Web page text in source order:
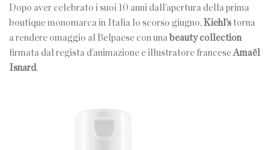
Dopo aver celebrato i suoi 10 anni dall’apertura della prima
boutique monomarca in Italia lo scorso giugno, Kiehl’s torna
a rendere omaggio al Belpaese con una beauty collection
firmata dal regista d’animazione e illustratore franceseAmaël
Isnard.